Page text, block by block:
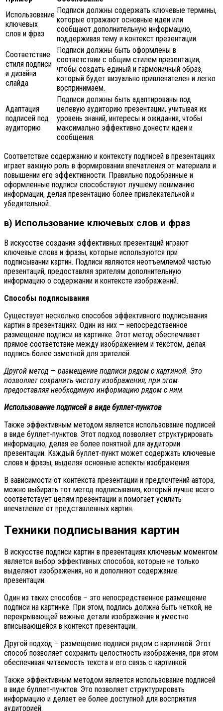
Использование
ключевых
слов и фраз
Подписи должны содержать ключевые термины,
которые отражают основные идеи или
сообщают дополнительную информацию,
поддерживая тему и контекст презентации.
Соответствие
стиля подписи
и дизайна
слайда
Подписи должны быть оформлены в
соответствии с общим стилем презентации,
чтобы создать единый и гармоничный образ,
который будет визуально привлекателен и легко
воспринимаем.
Адаптация
подписей под
аудиторию
Подписи должны быть адаптированы под
целевую аудиторию презентации, учитывая их
уровень знаний, интересы и ожидания, чтобы
максимально эффективно донести идеи и
сообщения.
Соответствие содержанию и контексту подписей в презентациях
играет важную роль в формировании впечатления от материала и
повышении его эффективности. Правильно подобранные и
оформленные подписи способствуют лучшему пониманию
информации, делая презентацию более привлекательной и
убедительной.
в) Использование ключевых слов и фраз
В искусстве создания эффективных презентаций играют
ключевые слова и фразы, которые используются при
подписывании картин. Подписи являются неотъемлемой частью
презентаций, предоставляя зрителям дополнительную
информацию о содержании и контексте изображений.
Способы подписывания
Существует несколько способов эффективного подписывания
картин в презентациях. Один из них — непосредственное
размещение подписи на картинке. Этот метод обеспечивает
прямое соответствие между изображением и текстом, делая
подпись более заметной для зрителей.
Другой метод — размещение подписи рядом с картиной. Это
позволяет сохранить чистоту изображения, при этом
предоставляя необходимую информацию рядом с ним.
Использование подписей в виде буллет-пунктов
Также эффективным методом является использование подписей
в виде буллет-пунктов. Этот подход позволяет структурировать
информацию, делая ее более понятной для аудитории
презентации. Каждый буллет-пункт может содержать ключевые
слова и фразы, выделяя основные аспекты изображения.
В зависимости от контекста презентации и предпочтений автора,
можно выбирать тот метод подписывания, который лучше всего
соответствует целям презентации и помогает усилить
впечатление от представленных картин.
Техники подписывания картин
В искусстве подписи картин в презентациях ключевым моментом
является выбор эффективных способов, которые не только
выделяют изображения, но и дополняют содержание
презентации.
Один из таких способов – это непосредственное размещение
подписи на картинке. При этом, подпись должна быть четкой, не
перекрывающей важные детали изображения и уместно
вписывающейся в контекст презентации.
Другой подход – размещение подписи рядом с картинкой. Этот
способ позволяет сохранить целостность изображения, при этом
обеспечивая читаемость текста и его связь с картинкой.
Также эффективным методом является использование подписей
в виде буллет-пунктов. Это позволяет структурировать
информацию и делает ее более доступной для восприятия
аудиторией.